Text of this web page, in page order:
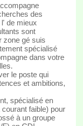
des
de mieux
sont
zone gé suis
spécialisé
dans votre
le poste qui
et ambitions,
spécialisé en
faible) pour
à un groupe